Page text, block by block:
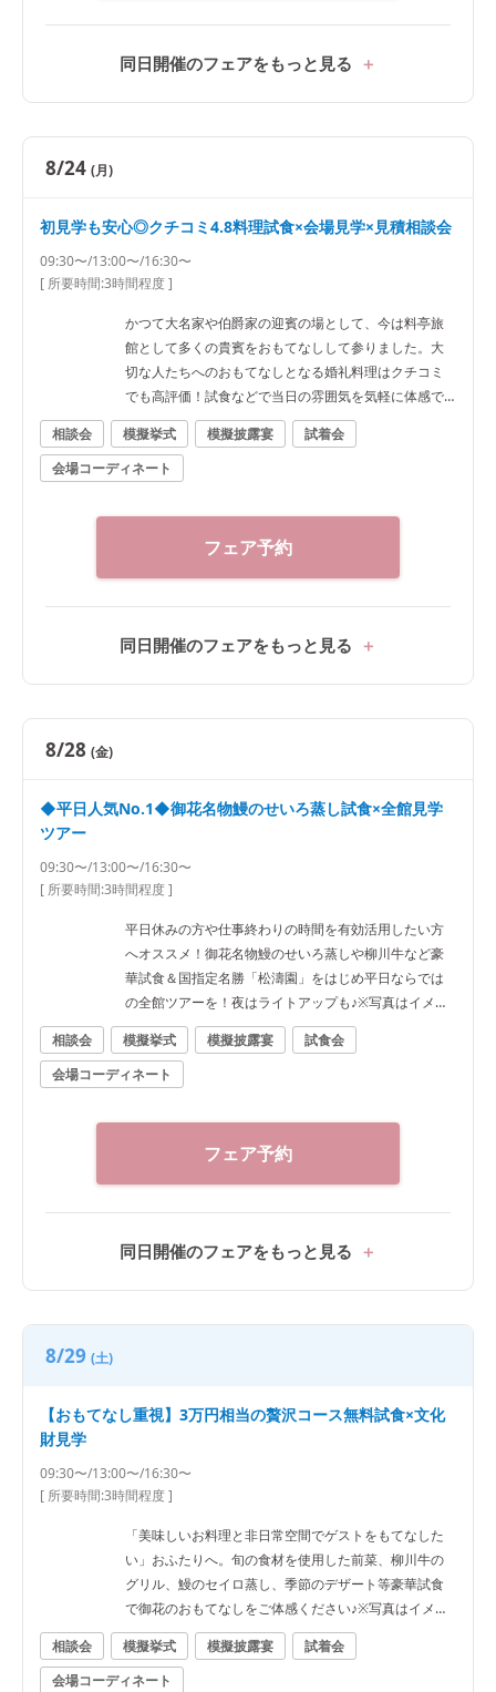
同日開催のフェアをもっと見る
8/24 (月)
初見学も安心◎クチコミ4.8料理試食×会場見学×見積相談会
09:30〜/13:00〜/16:30〜
[ 所要時間:3時間程度]
かつて大名家や伯爵家の迎賓の場として、今は料亭旅
館として多くの貴賓をおもてなしして参りました。大
切な人たちへのおもてなしとなる婚礼料理はクチコミ
でも高評価！試食などで当日の雰囲気を気軽に体感で
きます♪
相談会 模擬挙式 模擬披露宴
試着会
会場コーディネート
フェア予約
同日開催のフェアをもっと見る
8/28 (金)
◆平日人気No.1◆御花名物鰻のせいろ蒸し試食×全館見学
ツアー
09:30〜/13:00〜/16:30〜
[ 所要時間:3時間程度]
平日休みの方や仕事終わりの時間を有効活用したい方
へオススメ！御花名物鰻のせいろ蒸しや柳川牛など豪
華試食＆国指定名勝「松濤園」をはじめ平日ならでは
の全館ツアーを！夜はライトアップも♪※写真はイメー
ジです
相談会 模擬挙式 模擬披露宴
試食会
会場コーディネート
フェア予約
同日開催のフェアをもっと見る
8/29 (土)
【おもてなし重視】3万円相当の贅沢コース無料試食×文化
財見学
09:30〜/13:00〜/16:30〜
[ 所要時間:3時間程度]
「美味しいお料理と非日常空間でゲストをもてなした
い」おふたりへ。旬の食材を使用した前菜、柳川牛の
グリル、鰻のセイロ蒸し、季節のデザート等豪華試食
で御花のおもてなしをご体感ください♪※写真はイメー
ジです
相談会 模擬挙式 模擬披露宴
試着会
会場コーディネート